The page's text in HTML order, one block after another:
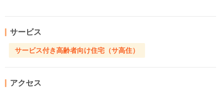
サービス
サービス付き高齢者向け住宅（サ高住）
アクセス